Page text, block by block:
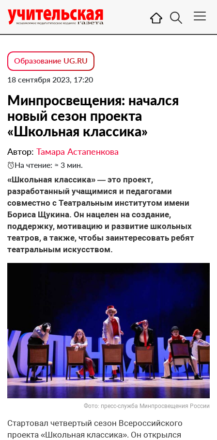
Образование UG.RU
18 сентября 2023, 17:20
Минпросвещения: начался
новый сезон проекта
«Школьная классика»
Автор: Тамара Астапенкова
На чтение: ≈ 3 мин.
«Школьная классика» — это проект,
разработанный учащимися и педагогами
совместно с Театральным институтом имени
Бориса Щукина. Он нацелен на создание,
поддержку, мотивацию и развитие школьных
театров, а также, чтобы заинтересовать ребят
театральным искусством.
Фото: пресс-служба Минпросвещения России
Стартовал четвертый сезон Всероссийского
проекта «Школьная классика». Он открылся